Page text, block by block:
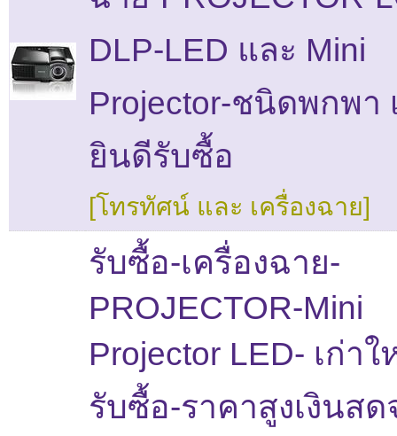
DLP-LED และ Mini
Projector-ชนิดพกพา
ยินดีรับซื้อ
[โทรทัศน์ และ เครื่องฉาย]
รับซื้อ-เครื่องฉาย-
PROJECTOR-Mini
Projector LED- เก่า
รับซื้อ-ราคาสูงเงินสด